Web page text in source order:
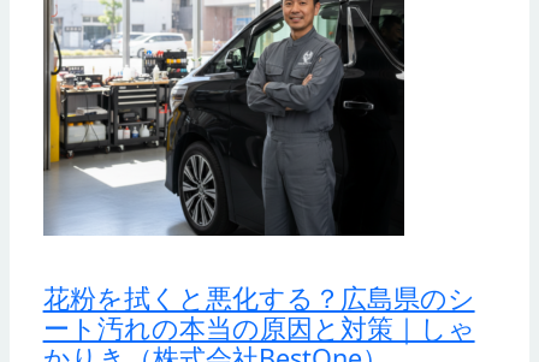
花粉を拭くと悪化する？広島県のシ
ート汚れの本当の原因と対策｜しゃ